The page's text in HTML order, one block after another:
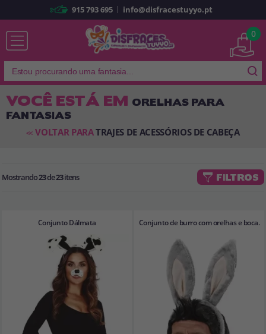
Já sou cliente
Lembrar-me
Ao criar uma conta em disfracestuyyo.pt
compras rapidamente em nossa loja virtual, verificar o status de seus
pedidos e consultar suas operações anteriores.
Vá em frente! Estávamos esperando por você.
CRIAR CONTA
915 793 695 | info@disfracestuyyo.pt
0
VOCÊ ESTÁ EM ORELHAS PARA
FANTASIAS
<< VOLTAR PARATRAJES DE ACESSÓRIOS DE CABEÇA
Mostrando23de23itens FILTROS
Conjunto Dálmata Conjunto de burro com orelhas e boca.